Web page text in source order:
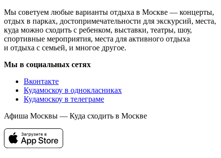
Мы советуем любые варианты отдыха в Москве — концерты,
отдых в парках, достопримечательности для экскурсий, места,
куда можно сходить с ребенком, выставки, театры, шоу,
спортивные мероприятия, места для активного отдыха
и отдыха с семьей, и многое другое.
Мы в социальных сетях
Вконтакте
Кудамоскоу в однокласниках
Кудамоскоу в телеграме
Афиша Москвы — Куда сходить в Москве